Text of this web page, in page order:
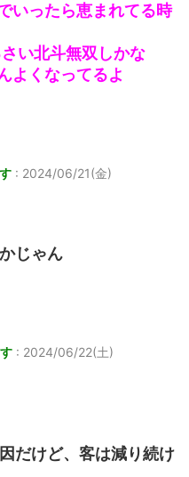
いったら恵まれてる時
い北斗無双しかな
よくなってるよ
: 2024/06/21(金)
じゃん
: 2024/06/22(土)
だけど、客は減り続け